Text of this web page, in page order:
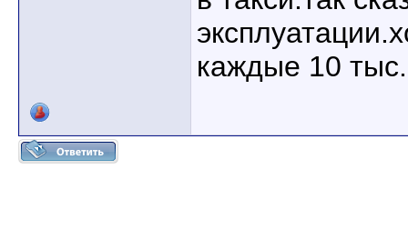
каждые 10 тыс.